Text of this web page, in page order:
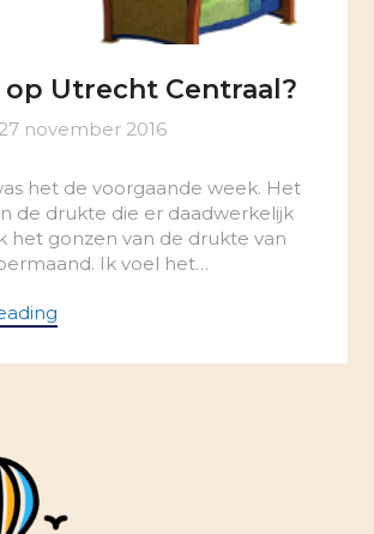
Utrecht Centraal?
27 november 2016
het de voorgaande week. Het
de drukte die er daadwerkelijk
het gonzen van de drukte van
Ik voel het…